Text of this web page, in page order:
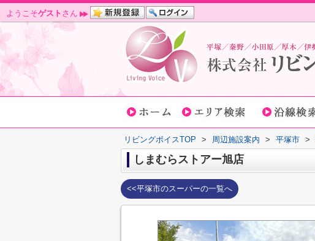
ようこそゲスト さん
リビングボイスTOP > 周辺施設案内 > 平塚市 >
しまむらストアー旭店
<<平塚市のスーパーの一覧へ